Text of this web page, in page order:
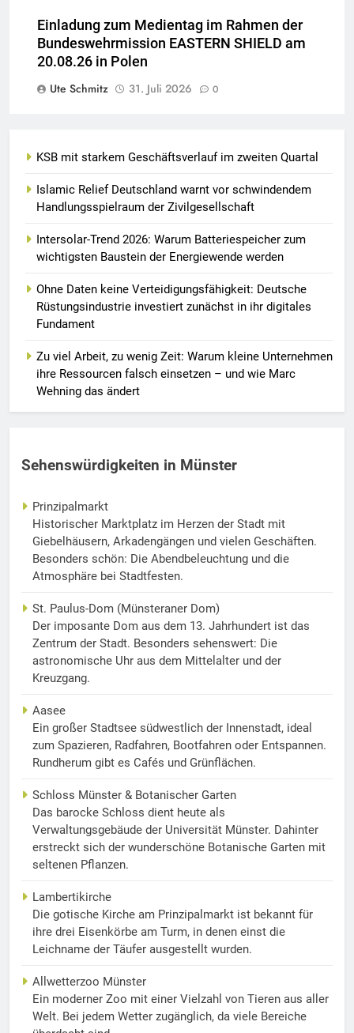
Einladung zum Medientag im Rahmen der
Bundeswehrmission EASTERN SHIELD am
20.08.26 in Polen
Ute Schmitz
31. Juli 2026 0
KSB mit starkem Geschäftsverlauf im zweiten Quartal
Islamic Relief Deutschland warnt vor schwindendem
Handlungsspielraum der Zivilgesellschaft
Intersolar-Trend 2026: Warum Batteriespeicher zum
wichtigsten Baustein der Energiewende werden
Ohne Daten keine Verteidigungsfähigkeit: Deutsche
Rüstungsindustrie investiert zunächst in ihr digitales
Fundament
Zu viel Arbeit, zu wenig Zeit: Warum kleine Unternehmen
ihre Ressourcen falsch einsetzen – und wie Marc
Wehning das ändert
Sehenswürdigkeiten in Münster
Prinzipalmarkt
Historischer Marktplatz im Herzen der Stadt mit
Giebelhäusern, Arkadengängen und vielen Geschäften.
Besonders schön: Die Abendbeleuchtung und die
Atmosphäre bei Stadtfesten.
St. Paulus-Dom (Münsteraner Dom)
Der imposante Dom aus dem 13. Jahrhundert ist das
Zentrum der Stadt. Besonders sehenswert: Die
astronomische Uhr aus dem Mittelalter und der
Kreuzgang.
Aasee
Ein großer Stadtsee südwestlich der Innenstadt, ideal
zum Spazieren, Radfahren, Bootfahren oder Entspannen.
Rundherum gibt es Cafés und Grünflächen.
Schloss Münster & Botanischer Garten
Das barocke Schloss dient heute als
Verwaltungsgebäude der Universität Münster. Dahinter
erstreckt sich der wunderschöne Botanische Garten mit
seltenen Pflanzen.
Lambertikirche
Die gotische Kirche am Prinzipalmarkt ist bekannt für
ihre drei Eisenkörbe am Turm, in denen einst die
Leichname der Täufer ausgestellt wurden.
Allwetterzoo Münster
Ein moderner Zoo mit einer Vielzahl von Tieren aus aller
Welt. Bei jedem Wetter zugänglich, da viele Bereiche